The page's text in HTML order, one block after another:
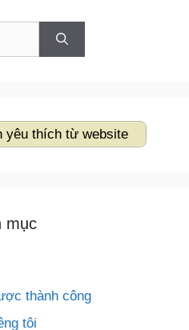
yêu thích từ website
mục
thành công
tôi